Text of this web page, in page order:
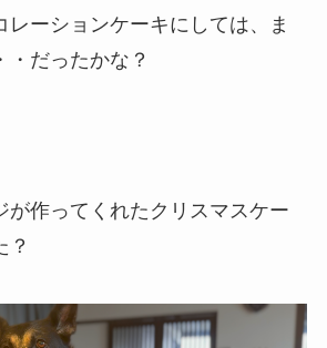
レーションケーキにしては、ま
・だったかな？
が作ってくれたクリスマスケー
？